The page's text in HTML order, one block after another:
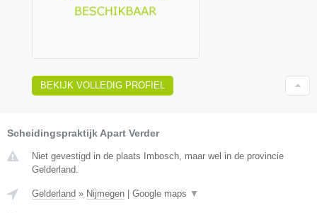
BEKIJK VOLLEDIG PROFIEL
Scheidingspraktijk Apart Verder
Niet gevestigd in de plaats Imbosch, maar wel in de provincie
Gelderland.
Gelderland » Nijmegen | Google maps ▼